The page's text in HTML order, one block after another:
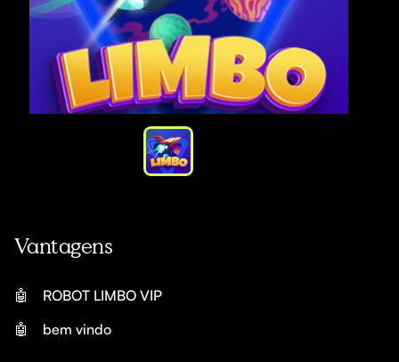
Vantagens
🤖
ROBOT LIMBO VIP
🤖
bem vindo